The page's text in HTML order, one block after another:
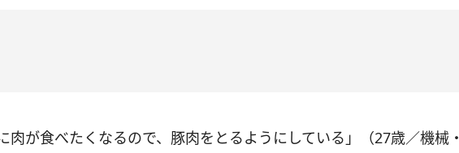
肉が食べたくなるので、豚肉をとるようにしている」（27歳／機械・